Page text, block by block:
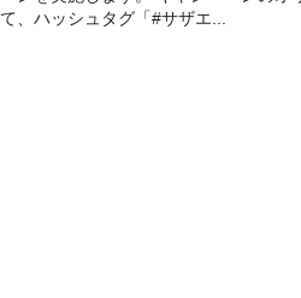
て、ハッシュタグ「#サザエ...